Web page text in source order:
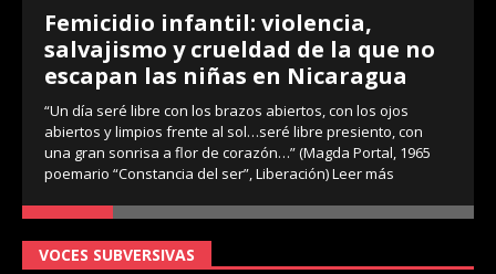
Femicidio infantil: violencia,
salvajismo y crueldad de la que no
escapan las niñas en Nicaragua
“Un día seré libre con los brazos abiertos, con los ojos
abiertos y limpios frente al sol…seré libre presiento, con
una gran sonrisa a flor de corazón…” (Magda Portal, 1965
poemario “Constancia del ser”, Liberación)Leer más
VOCES SUBVERSIVAS